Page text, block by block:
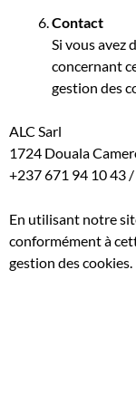
Contact
Si vous avez
concernant
gestion des
ALC Sarl
1724 Douala
+237 671 94 10 43
En utilisant notre
conformément à
gestion des cookies.